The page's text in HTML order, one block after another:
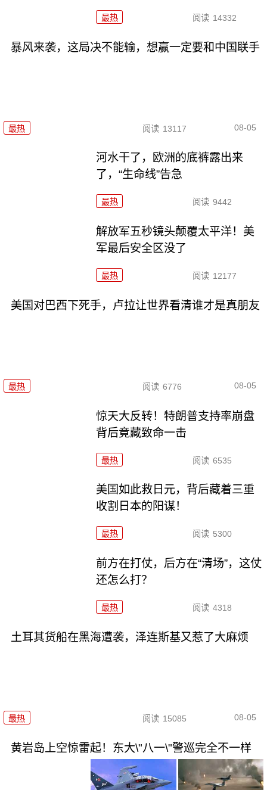
最热 阅读 14332
暴风来袭，这局决不能输，想赢一定要和中国联手
最热 阅读 13117 08-05
河水干了，欧洲的底裤露出来
了，“生命线”告急
最热 阅读 9442
解放军五秒镜头颠覆太平洋！美
军最后安全区没了
最热 阅读 12177
美国对巴西下死手，卢拉让世界看清谁才是真朋友
最热 阅读 6776 08-05
惊天大反转！特朗普支持率崩盘
背后竟藏致命一击
最热 阅读 6535
美国如此救日元，背后藏着三重
收割日本的阳谋！
最热 阅读 5300
前方在打仗，后方在“清场”，这仗
还怎么打？
最热 阅读 4318
土耳其货船在黑海遭袭，泽连斯基又惹了大麻烦
最热 阅读 15085 08-05
黄岩岛上空惊雷起！东大\"八一\"警巡完全不一样